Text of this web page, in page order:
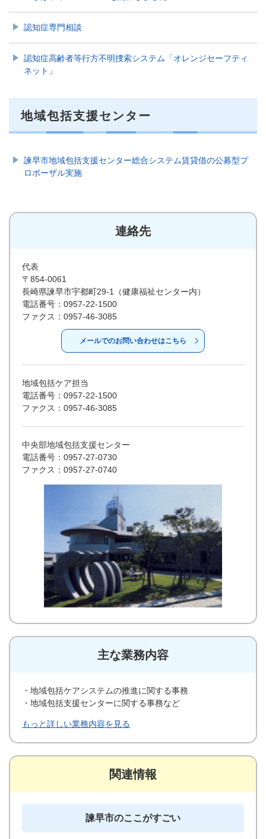
認知症専門相談
認知症高齢者等行方不明捜索システム「オレンジセーフティ
ネット」
地域包括支援センター
諫早市地域包括支援センター総合システム賃貸借の公募型プ
ロポーザル実施
連絡先
代表
〒854-0061
長崎県諫早市宇都町29-1（健康福祉センター内）
電話番号：0957-22-1500
ファクス：0957-46-3085
メールでのお問い合わせはこちら
地域包括ケア担当
電話番号：0957-22-1500
ファクス：0957-46-3085
中央部地域包括支援センター
電話番号：0957-27-0730
ファクス：0957-27-0740
主な業務内容
・地域包括ケアシステムの推進に関する事務
・地域包括支援センターに関する事務など
もっと詳しい業務内容を見る
関連情報
諫早市のここがすごい